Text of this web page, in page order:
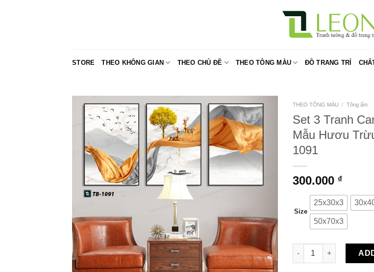
STORE THEO KHÔNG GIAN THEO CHỦ ĐỀ THEO TÔNG MÀU ĐỒ TRANG TRÍ
THEO TÔNG MÀU / Tông ấm
Set 3 Tranh
Mẫu Hươu
1091
300.000 ₫
Size
25x30x3
50x70x3
Set 3 Tranh Canvas